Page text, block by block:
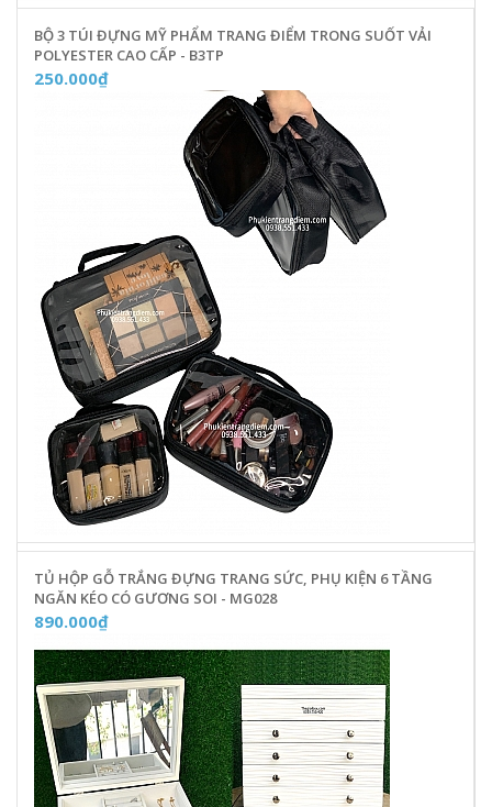
BỘ 3 TÚI ĐỰNG MỸ PHẨM TRANG ĐIỂM TRONG SUỐT VẢI
POLYESTER CAO CẤP - B3TP
250.000₫
TỦ HỘP GỖ TRẮNG ĐỰNG TRANG SỨC, PHỤ KIỆN 6 TẦNG
NGĂN KÉO CÓ GƯƠNG SOI - MG028
890.000₫